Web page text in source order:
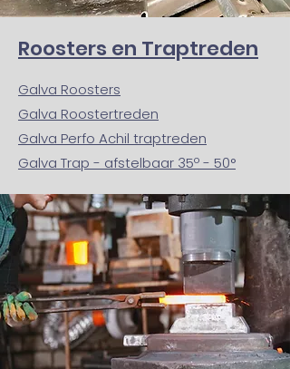
Roosters en Traptreden
Galva Roosters
Galva Roostertreden
Galva Perfo Achil traptreden
Galva Trap - afstelbaar 35º - 50°